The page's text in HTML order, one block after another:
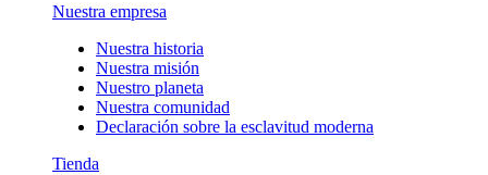
Nuestra empresa
Nuestra historia
Nuestra misión
Nuestro planeta
Nuestra comunidad
Declaración sobre la esclavitud moderna
Tienda